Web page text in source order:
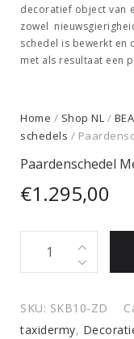
decoratief object van
zowel
schedel is bewerkt en
met als resultaat een
Home / Shop NL /
schedels /
Paardenschedel
€1.295,00
Paardenschedel
quantity
SKU: SKB10-ZD
taxidermy,